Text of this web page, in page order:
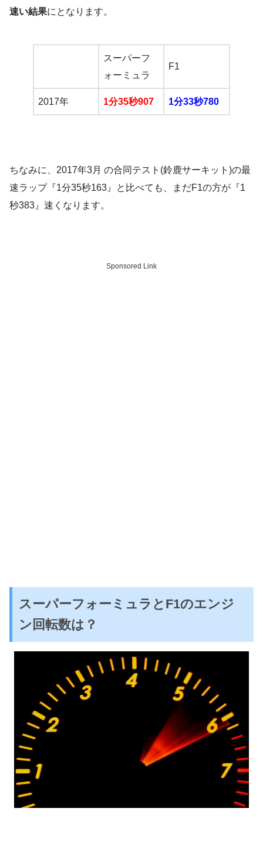
速い結果にとなります。
スーパーフ
ォーミュラ
F1
2017年 1分35秒907 1分33秒780
ちなみに、2017年3月 の合同テスト(鈴鹿サーキット)の最
速ラップ『1分35秒163』と比べても、まだF1の方が『1
秒383』速くなります。
Sponsored Link
スーパーフォーミュラとF1のエンジ
ン回転数は？